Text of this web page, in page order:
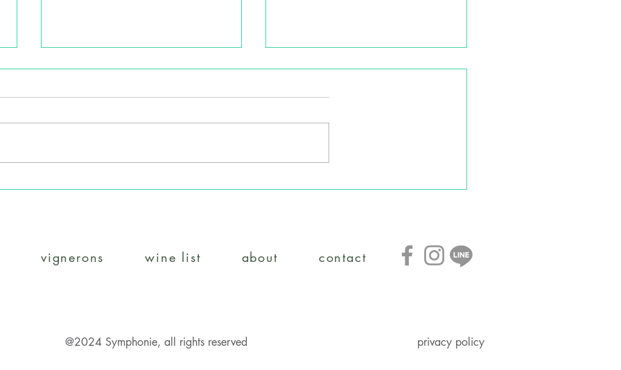
野村ユニソン＆サンフォニ
野村ユニソン＆サンフォニー
vignerons wine list about contact
@2024 Symphonie, all rights reserved privacy policy